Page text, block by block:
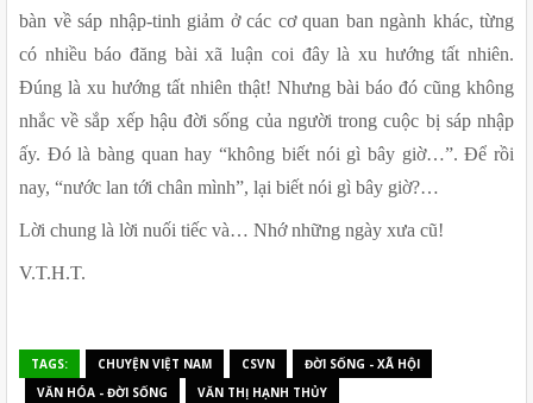
bàn về sáp nhập-tinh giảm ở các cơ quan ban ngành khác, từng
có nhiều báo đăng bài xã luận coi đây là xu hướng tất nhiên.
Đúng là xu hướng tất nhiên thật! Nhưng bài báo đó cũng không
nhắc về sắp xếp hậu đời sống của người trong cuộc bị sáp nhập
ấy. Đó là bàng quan hay “không biết nói gì bây giờ…”. Để rồi
nay, “nước lan tới chân mình”, lại biết nói gì bây giờ?…
Lời chung là lời nuối tiếc và… Nhớ những ngày xưa cũ!
V.T.H.T.
TAGS: CHUYỆN VIỆT NAM CSVN
ĐỜI SỐNG - XÃ HỘI
VĂN HÓA - ĐỜI SỐNG
VĂN THỊ HẠNH THỦY